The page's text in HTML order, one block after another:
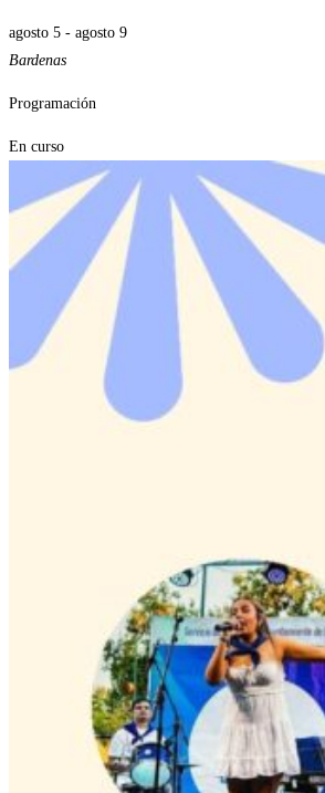
agosto 5 - agosto 9
Bardenas
Programación
En curso